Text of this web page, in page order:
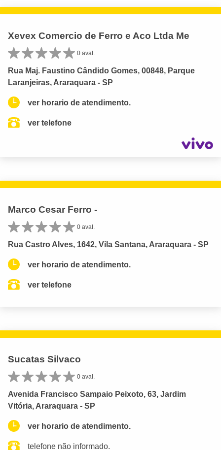
Xevex Comercio de Ferro e Aco Ltda Me
0 aval.
Rua Maj. Faustino Cândido Gomes, 00848, Parque
Laranjeiras, Araraquara - SP
ver horario de atendimento.
ver telefone
Marco Cesar Ferro -
0 aval.
Rua Castro Alves, 1642, Vila Santana, Araraquara - SP
ver horario de atendimento.
ver telefone
Sucatas Silvaco
0 aval.
Avenida Francisco Sampaio Peixoto, 63, Jardim
Vitória, Araraquara - SP
ver horario de atendimento.
telefone não informado.